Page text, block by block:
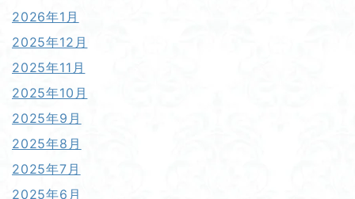
2026年1月
2025年12月
2025年11月
2025年10月
2025年9月
2025年8月
2025年7月
2025年6月